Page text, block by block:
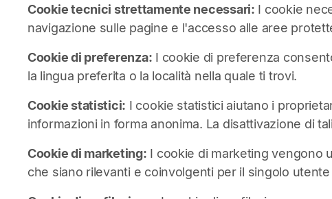
Cookie tecnici strettamente necessari: I cookie
navigazione sulle pagine e l'accesso alle aree
Cookie di preferenza: I cookie di preferenza
la lingua preferita o la località nella quale ti trovi.
Cookie statistici: I cookie statistici aiutano i
informazioni in forma anonima. La disattivazione di
Cookie di marketing: I cookie di marketing vengono
che siano rilevanti e coinvolgenti per il singolo